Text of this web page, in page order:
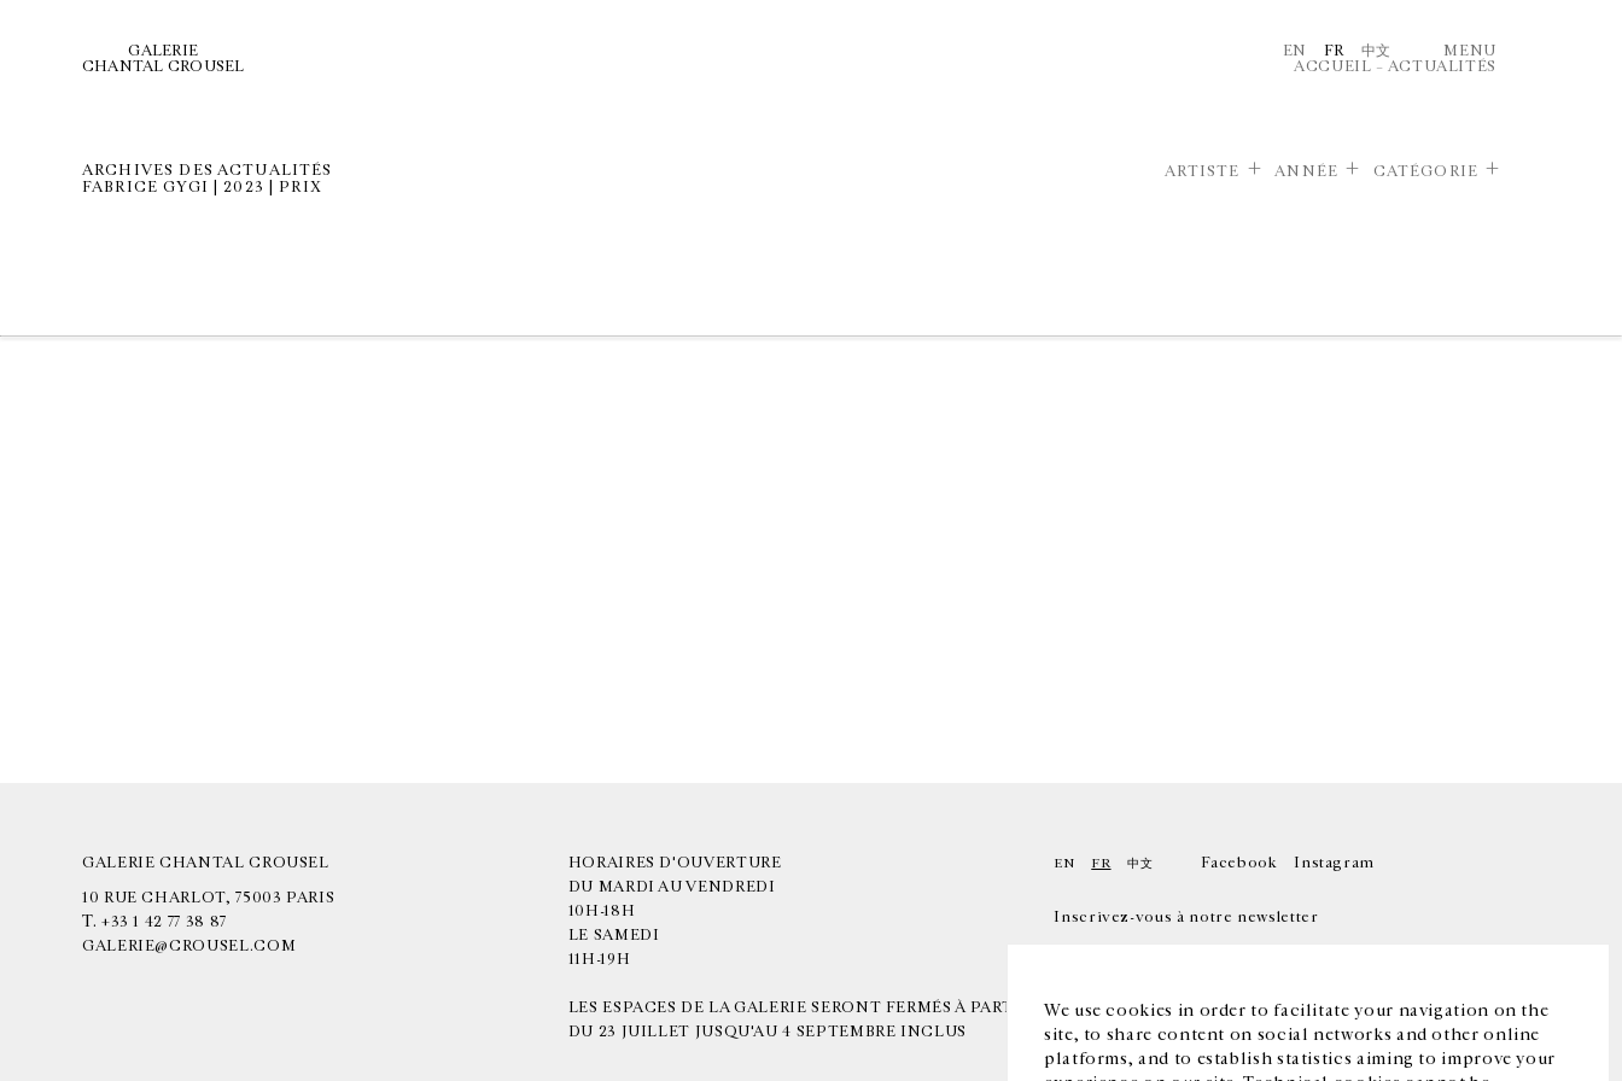
We use cookies in order to facilitate your navigation on the
site, to share content on social networks and other online
platforms, and to establish statistics aiming to improve your
GALERIE
CHANTAL CROUSEL
EN FR 中文
MENU
ACCUEIL – ACTUALITÉS
ARCHIVES DES ACTUALITÉS
FABRICE GYGI | 2023 | PRIX
ARTISTE ANNÉE CATÉGORIE
GALERIE CHANTAL CROUSEL
10 RUE CHARLOT, 75003 PARIS
T. +33 1 42 77 38 87
GALERIE@CROUSEL.COM
HORAIRES D'OUVERTURE
DU MARDI AU VENDREDI
10H-18H
LE SAMEDI
11H-19H
LES ESPACES DE LA GALERIE SERONT FERMÉS À PARTIR
DU 23 JUILLET JUSQU'AU 4 SEPTEMBRE INCLUS
EN FR 中文 Facebook Instagram
Inscrivez-vous à notre newsletter